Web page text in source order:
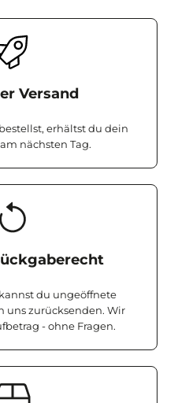
Versand
erhältst du dein
nächsten Tag.
du ungeöffnete
uns zurücksenden. Wir
- ohne Fragen.